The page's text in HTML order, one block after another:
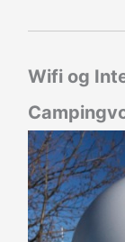
Wifi og